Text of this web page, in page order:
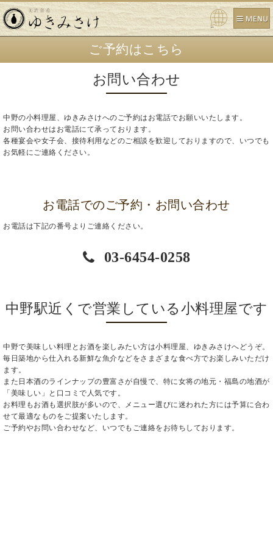
Powe
ご予約はこちら
お問い合わせ
中野の小料理屋、ゆきみさけへのご予約はお電話でお願いいたします。
お問い合わせはお電話にて承っております。
各種宴会や女子会、接待利用などのご相談を歓迎しておりますので、いつでも
お気軽にご連絡ください。
お電話でのご予約・お問い合わせ
お電話は下記の番号よりご連絡ください。
03-6454-0258
中野駅近くで営業している小料理屋です
中野で美味しい料理とお酒を楽しみたい方は小料理屋、ゆきみさけへどうぞ。
毎日築地から仕入れる新鮮な魚介などをさまざまな食べ方でお楽しみいただけ
ます。
また日本酒のラインナップの豊富さが自慢で、特に女将の地元・福島の地酒が
「美味しい」と口コミで人気です。
お料理もお酒も選択肢が多いので、メニュー選びに迷われた方には予算に合わ
せて最適なものをご提案いたします。
ご予約やお問い合わせなど、いつでもご連絡をお待ちしております。